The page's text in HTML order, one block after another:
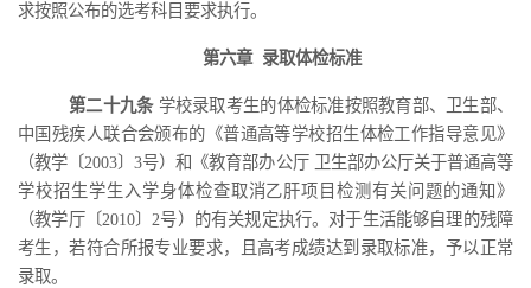
求按照公布的选考科目要求执行。
第六章 录取体检标准
第二十九条 学校录取考生的体检标准按照教育部、卫生部、
中国残疾人联合会颁布的《普通高等学校招生体检工作指导意见》
（教学〔2003〕3号）和《教育部办公厅 卫生部办公厅关于普通高等
学校招生学生入学身体检查取消乙肝项目检测有关问题的通知》
（教学厅〔2010〕2号）的有关规定执行。对于生活能够自理的残障
考生，若符合所报专业要求，且高考成绩达到录取标准，予以正常
录取。